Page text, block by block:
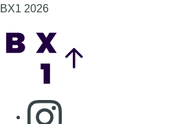
BX1 2026
Consulter page Instagram